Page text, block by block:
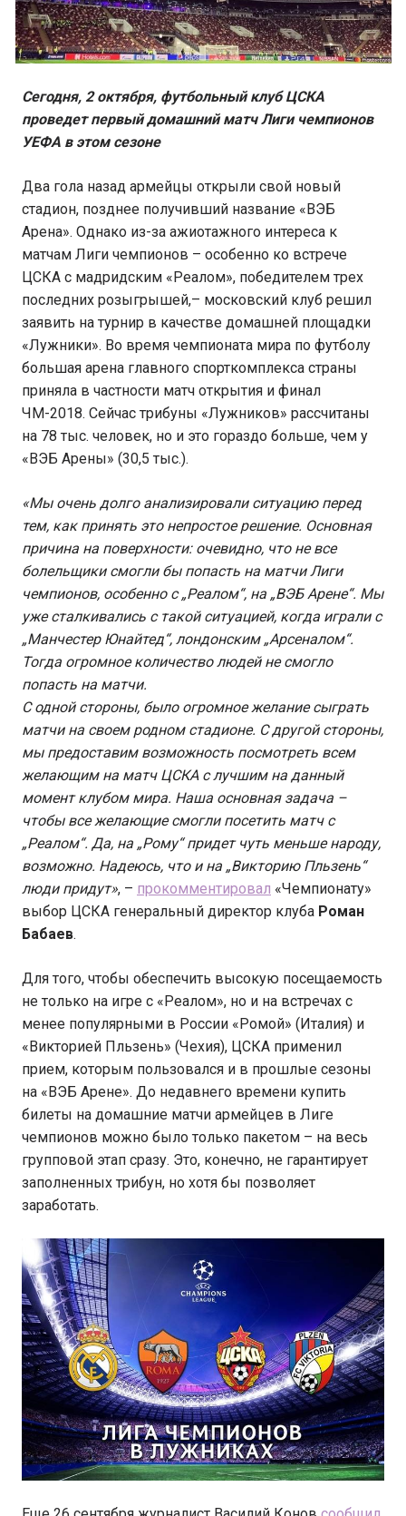
Сегодня, 2 октября, футбольный клуб ЦСКА
проведет первый домашний матч Лиги чемпионов
УЕФА в этом сезоне
Два гола назад армейцы открыли свой новый
стадион, позднее получивший название «ВЭБ
Арена». Однако из-за ажиотажного интереса к
матчам Лиги чемпионов – особенно ко встрече
ЦСКА с мадридским «Реалом», победителем трех
последних розыгрышей,– московский клуб решил
заявить на турнир в качестве домашней площадки
«Лужники». Во время чемпионата мира по футболу
большая арена главного спорткомплекса страны
приняла в частности матч открытия и финал
ЧМ-2018. Сейчас трибуны «Лужников» рассчитаны
на 78 тыс. человек, но и это гораздо больше, чем у
«ВЭБ Арены» (30,5 тыс.).
«Мы очень долго анализировали ситуацию перед
тем, как принять это непростое решение. Основная
причина на поверхности: очевидно, что не все
болельщики смогли бы попасть на матчи Лиги
чемпионов, особенно с „Реалом“, на „ВЭБ Арене“. Мы
уже сталкивались с такой ситуацией, когда играли с
„Манчестер Юнайтед“, лондонским „Арсеналом“.
Тогда огромное количество людей не смогло
попасть на матчи.
С одной стороны, было огромное желание сыграть
матчи на своем родном стадионе. С другой стороны,
мы предоставим возможность посмотреть всем
желающим на матч ЦСКА с лучшим на данный
момент клубом мира. Наша основная задача –
чтобы все желающие смогли посетить матч с
„Реалом“. Да, на „Рому“ придет чуть меньше народу,
возможно. Надеюсь, что и на „Викторию Пльзень“
люди придут», – прокомментировал «Чемпионату»
выбор ЦСКА генеральный директор клуба Роман
Бабаев.
Для того, чтобы обеспечить высокую посещаемость
не только на игре с «Реалом», но и на встречах с
менее популярными в России «Ромой» (Италия) и
«Викторией Пльзень» (Чехия), ЦСКА применил
прием, которым пользовался и в прошлые сезоны
на «ВЭБ Арене». До недавнего времени купить
билеты на домашние матчи армейцев в Лиге
чемпионов можно было только пакетом – на весь
групповой этап сразу. Это, конечно, не гарантирует
заполненных трибун, но хотя бы позволяет
заработать.